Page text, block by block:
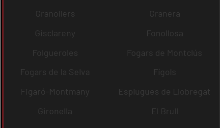
Granollers
Granera
Gisclareny
Fonollosa
Folgueroles
Fogars de Montclús
Fogars de la Selva
Fígols
Figaró-Montmany
Esplugues de Llobregat
Gironella
El Brull